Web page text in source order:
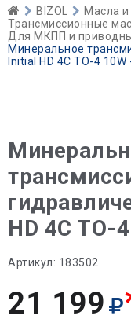
BIZOL
Масла и
Трансмиссионные
Для МКПП и
Минеральное
Initial HD 4C TO-4 10W
HD 4C TO-
Артикул: 183502
21 199